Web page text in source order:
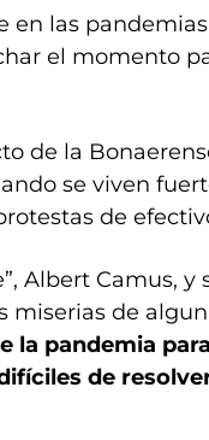
en las
el momento
de la
se viven
de
Albert Camus, y
miserias de
la pandemia
de